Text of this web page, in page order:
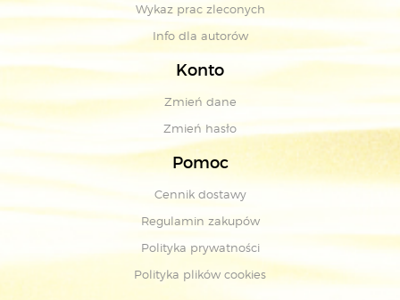
Wykaz prac zleconych
Info dla autorów
Konto
Zmień dane
Zmień hasło
Pomoc
Cennik dostawy
Regulamin zakupów
Polityka prywatności
Polityka plików cookies